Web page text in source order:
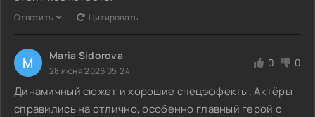
Ответить Цитировать
M Maria Sidorova
28 июня 2026 05:24
0 0
Динамичный сюжет и хорошие спецэффекты. Актёры
справились на отлично, особенно главный герой с